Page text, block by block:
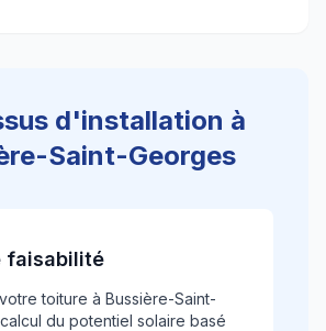
d'installation à
Saint-Georges
faisabilité
toiture à Bussière-Saint-
du potentiel solaire basé